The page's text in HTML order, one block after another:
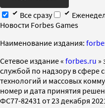
Все сразу
Новости Forbes Games
Наименование издания:
Cетевое издание « forbes.ru »
службой по надзору в сфере
технологий и массовых
номер и дата принятия
ФС77-82431 от 23 декабря